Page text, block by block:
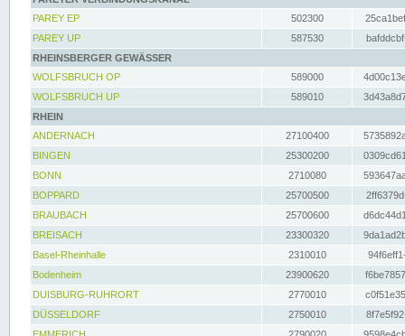
PAREY EP
502300
PAREY UP
587530
RHEINSBERGER GEWÄSSER
WOLFSBRUCH OP
589000
WOLFSBRUCH UP
589010
RHEIN
ANDERNACH
27100400
BINGEN
25300200
BONN
2710080
BOPPARD
25700500
BRAUBACH
25700600
BREISACH
23300320
Basel-Rheinhalle
2310010
Bodenheim
23900620
DUISBURG-RUHRORT
2770010
DÜSSELDORF
2750010